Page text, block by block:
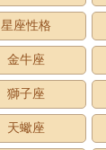
星座性格
金牛座
獅子座
天蠍座